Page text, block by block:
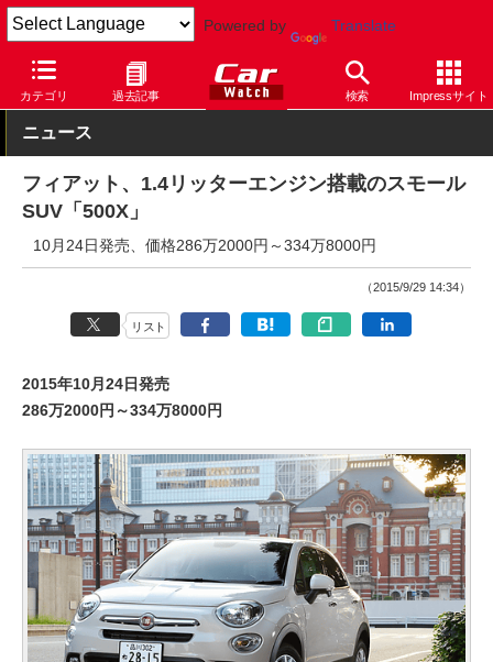
Powered by Translate
カテゴリ 過去記事 検索 Impressサイト
Car Watch 自動車 フィアット 500X
ニュース
フィアット、1.4リッターエンジン搭載のスモール
SUV「500X」
10月24日発売、価格286万2000円～334万8000円
（2015/9/29 14:34）
リスト
2015年10月24日発売
286万2000円～334万8000円